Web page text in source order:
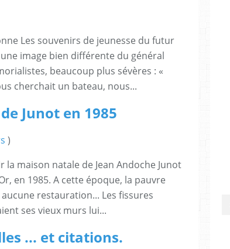
Les souvenirs de jeunesse du futur
image bien différente du général
beaucoup plus sévères : «
cherchait un bateau, nous...
Junot en 1985
)
la maison natale de Jean Andoche Junot
en 1985. A cette époque, la pauvre
restauration... Les fissures
ses vieux murs lui...
... et citations.